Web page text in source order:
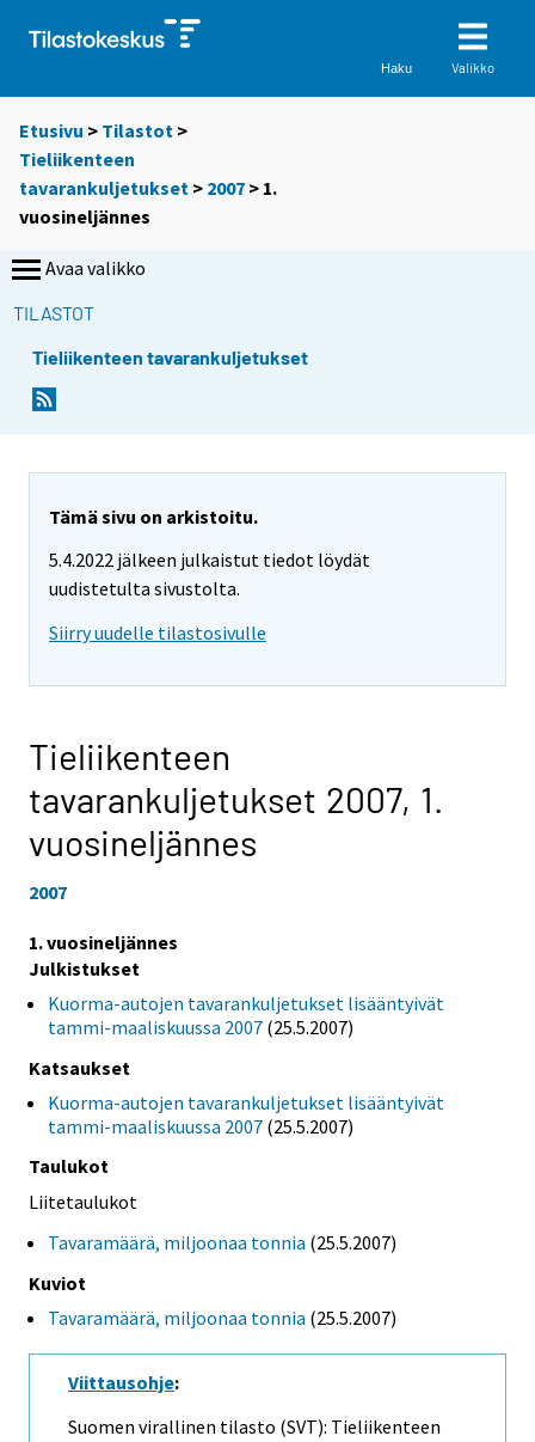
Haku Valikko
Etusivu > Tilastot >
Tieliikenteen
tavarankuljetukset > 2007 > 1.
vuosineljännes
Avaa valikko
TILASTOT
Tieliikenteen tavarankuljetukset
Tämä sivu on arkistoitu.
5.4.2022 jälkeen julkaistut tiedot löydät
uudistetulta sivustolta.
Siirry uudelle tilastosivulle
Tieliikenteen
tavarankuljetukset 2007, 1.
vuosineljännes
2007
1. vuosineljännes
Julkistukset
Kuorma-autojen tavarankuljetukset lisääntyivät
tammi-maaliskuussa 2007 (25.5.2007)
Katsaukset
Kuorma-autojen tavarankuljetukset lisääntyivät
tammi-maaliskuussa 2007 (25.5.2007)
Taulukot
Liitetaulukot
Tavaramäärä, miljoonaa tonnia (25.5.2007)
Kuviot
Tavaramäärä, miljoonaa tonnia (25.5.2007)
Viittausohje:
Suomen virallinen tilasto (SVT): Tieliikenteen